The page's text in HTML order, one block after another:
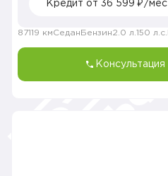
Кредит от 36 599 ₽/мес
87119 кмСедан Бензин2.0 л. 150 л.с.
Консультация